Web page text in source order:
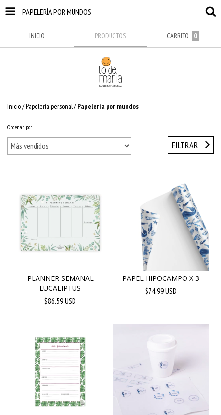
PAPELERÍA POR MUNDOS
INICIO PRODUCTOS CARRITO 0
Inicio/Papelería personal/ Papelería por mundos
Ordenar por
FILTRAR
PLANNER SEMANAL
EUCALIPTUS
$86.59 USD
PAPEL HIPOCAMPO X 3
$74.99 USD